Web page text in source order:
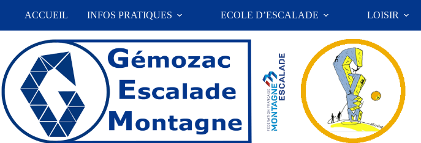
ACCUEIL INFOS PRATIQUES ECOLE D’ESCALADE LOISIR